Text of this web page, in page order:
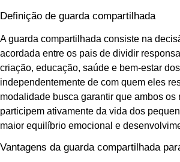
Definição de guarda compartilhada
A guarda compartilhada consiste na
acordada entre os pais de dividir
criação, educação, saúde e bem-estar
independentemente de com quem eles
modalidade busca garantir que ambos os
participem ativamente da vida dos
maior equilíbrio emocional e
Vantagens da guarda compartilhada